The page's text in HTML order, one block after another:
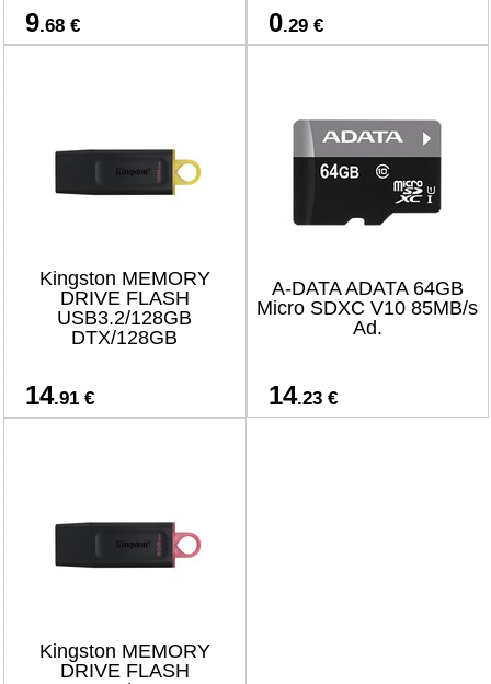
9.68 € 0.29 €
Kingston MEMORY
DRIVE FLASH
USB3.2/128GB
DTX/128GB
14.91 €
A-DATA ADATA 64GB
Micro SDXC V10 85MB/s
Ad.
14.23 €
Kingston MEMORY
DRIVE FLASH